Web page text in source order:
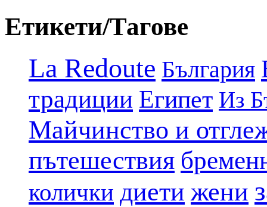
Етикети/Тагове
La Redoute България
традиции Египет Из
Майчинство и
пътешествия
колички диети жени